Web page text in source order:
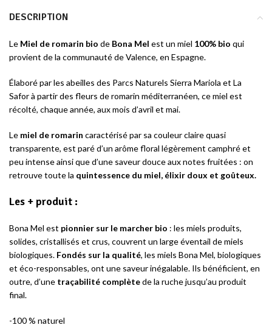
DESCRIPTION
Le Miel de romarin bio de Bona Mel est un miel 100% bio qui
provient de la communauté de Valence, en Espagne.
Élaboré par les abeilles des Parcs Naturels Sierra Mariola et La
Safor à partir des fleurs de romarin méditerranéen, ce miel est
récolté, chaque année, aux mois d’avril et mai.
Le miel de romarin caractérisé par sa couleur claire quasi
transparente, est paré d’un arôme floral légèrement camphré et
peu intense ainsi que d’une saveur douce aux notes fruitées : on
retrouve toute la quintessence du miel, élixir doux et goûteux.
Les + produit :
Bona Mel est pionnier sur le marcher bio : les miels produits,
solides, cristallisés et crus, couvrent un large éventail de miels
biologiques. Fondés sur la qualité, les miels Bona Mel, biologiques
et éco-responsables, ont une saveur inégalable. Ils bénéficient, en
outre, d’une traçabilité complètede la ruche jusqu’au produit
final.
-100 % naturel